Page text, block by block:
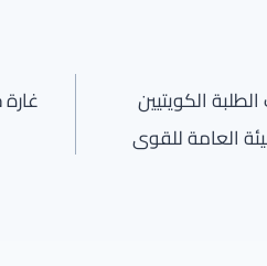
الكويتيين
العامة للقوى